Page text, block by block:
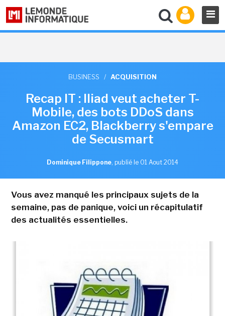
BUSINESS / ACQUISITION
Recap IT : Iliad veut acheter T-
Mobile, des bots DDoS dans
Amazon EC2, Blackberry s'empare
de Secusmart
Dominique Filippone, publié le 01 Aout 2014
Vous avez manqué les principaux sujets de la
semaine, pas de panique, voici un récapitulatif
des actualités essentielles.